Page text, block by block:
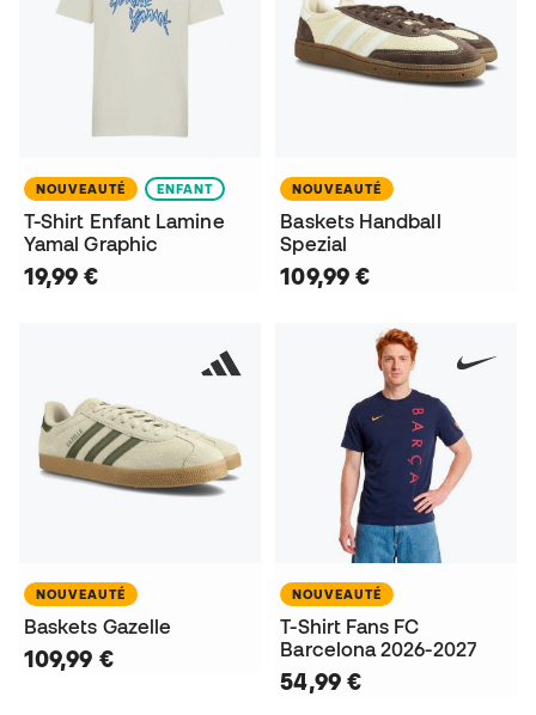
NOUVEAUTÉ ENFANT
T-Shirt Enfant Lamine
Yamal Graphic
19,99 €
NOUVEAUTÉ
Baskets Handball
Spezial
109,99 €
NOUVEAUTÉ
Baskets Gazelle
109,99 €
NOUVEAUTÉ
T-Shirt Fans FC
Barcelona 2026-2027
54,99 €